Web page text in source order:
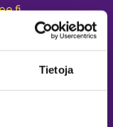
Tietoja